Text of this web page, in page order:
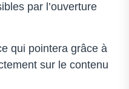
par l’ouverture
qui pointera grâce à
sur le contenu